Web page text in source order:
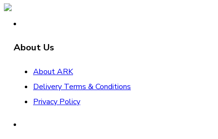
About Us
About ARK
Delivery Terms & Conditions
Privacy Policy